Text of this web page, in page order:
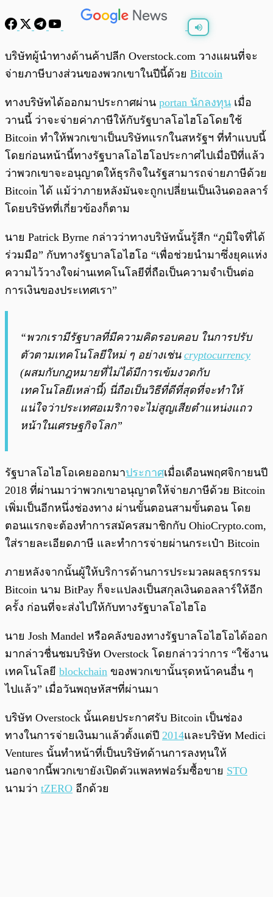
พร้อมเล่น 0:00
บริษัทผู้นำทางด้านค้าปลีก Overstock.com วางแผนที่จะ
จ่ายภาษีบางส่วนของพวกเขาในปีนี้ด้วย Bitcoin
ทางบริษัทได้ออกมาประกาศผ่าน portan นักลงทุน เมื่อ
วานนี้ ว่าจะจ่ายค่าภาษีให้กับรัฐบาลโอไฮโอโดยใช้
Bitcoin ทำให้พวกเขาเป็นบริษัทแรกในสหรัฐฯ ที่ทำแบบนี้
โดยก่อนหน้านี้ทางรัฐบาลโอไฮโอประกาศไปเมื่อปีที่แล้ว
ว่าพวกเขาจะอนุญาตให้ธุรกิจในรัฐสามารถจ่ายภาษีด้วย
Bitcoin ได้ แม้ว่าภายหลังมันจะถูกเปลี่ยนเป็นเงินดอลลาร์
โดยบริษัทที่เกี่ยวข้องก็ตาม
นาย Patrick Byrne กล่าวว่าทางบริษัทนั้นรู้สีก “ภูมิใจที่ได้
ร่วมมือ” กับทางรัฐบาลโอไฮโอ “เพื่อช่วยนำมาซึ่งยุคแห่ง
ความไว้วางใจผ่านเทคโนโลยีที่ถือเป็นความจำเป็นต่อ
การเงินของประเทศเรา”
“พวกเรามีรัฐบาลที่มีความคิดรอบคอบ ในการปรับ
ตัวตามเทคโนโลยีใหม่ ๆ อย่างเช่น cryptocurrency
(ผสมกับกฎหมายที่ไม่ได้มีการเข้มงวดกับ
เทคโนโลยีเหล่านี้) นี่ถือเป็นวิธีที่ดีที่สุดที่จะทำให้
แน่ใจว่าประเทศอเมริกาจะไม่สูญเสียตำแหน่งแถว
หน้าในเศรษฐกิจโลก”
รัฐบาลโอไฮโอเคยออกมาประกาศเมื่อเดือนพฤศจิกายนปี
2018 ที่ผ่านมาว่าพวกเขาอนุญาตให้จ่ายภาษีด้วย Bitcoin
เพิ่มเป็นอีกหนึ่งช่องทาง ผ่านขั้นตอนสามขั้นตอน โดย
ตอนแรกจะต้องทำการสมัครสมาชิกกับ OhioCrypto.com,
ใส่รายละเอียดภาษี และทำการจ่ายผ่านกระเป๋า Bitcoin
ภายหลังจากนั้นผู้ให้บริการด้านการประมวลผลธุรกรรม
Bitcoin นาม BitPay ก็จะแปลงเป็นสกุลเงินดอลลาร์ให้อีก
ครั้ง ก่อนที่จะส่งไปให้กับทางรัฐบาลโอไฮโอ
นาย Josh Mandel หรือคลังของทางรัฐบาลโอไฮโอได้ออก
มากล่าวชื่นชมบริษัท Overstock โดยกล่าวว่าการ “ใช้งาน
เทคโนโลยี blockchain ของพวกเขานั้นรุดหน้าคนอื่น ๆ
ไปแล้ว” เมื่อวันพฤษหัสฯที่ผ่านมา
บริษัท Overstock นั้นเคยประกาศรับ Bitcoin เป็นช่อง
ทางในการจ่ายเงินมาแล้วตั้งแต่ปี 2014และบริษัท Medici
Ventures นั้นทำหน้าที่เป็นบริษัทด้านการลงทุนให้
นอกจากนี้พวกเขายังเปิดตัวแพลทฟอร์มซื้อขาย STO
นามว่า tZERO อีกด้วย